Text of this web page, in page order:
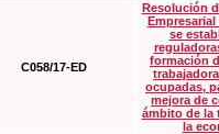
C058/17-ED
Resolución
Empresarial
se
formación
ocupadas,
mejora de
ámbito de la
la